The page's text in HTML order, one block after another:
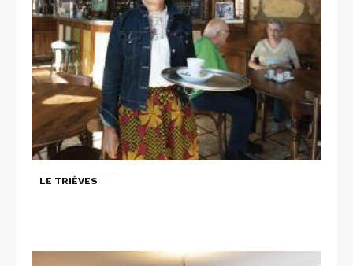
LE TRIÈVES